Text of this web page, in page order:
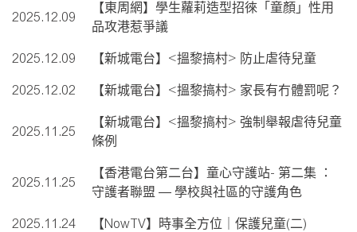
2025.12.09
【東周網】學生蘿莉造型招徠「童顏」性用
品攻港惹爭議
2025.12.09 【新城電台】<搵黎搞村> 防止虐待兒童
2025.12.02 【新城電台】<搵黎搞村> 家長有冇體罰呢？
2025.11.25
【新城電台】<搵黎搞村> 強制舉報虐待兒童
條例
2025.11.25
【香港電台第二台】童心守護站- 第二集 ：
守護者聯盟 — 學校與社區的守護角色
2025.11.24 【NowTV】時事全方位｜保護兒童(二)